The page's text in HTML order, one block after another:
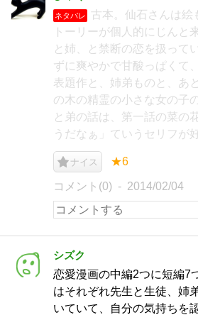
ネタバレ
古本。仙石さんは絵
トーリーが個人的にじんと
と姉、と禁断の恋を扱って
ずに爽やかで甘酸っぱくて
表題作と、姉弟ものと、あ
の木の精霊の小さな女の子
と弟の話は、第一話の菜の
うだなぁ」ていうセリフが
ナイス ★6
コメント(0) 2014/02/04
シズク
恋愛漫画の中編2つに短編7
はそれぞれ先生と生徒、姉
いていて、自分の気持ちを